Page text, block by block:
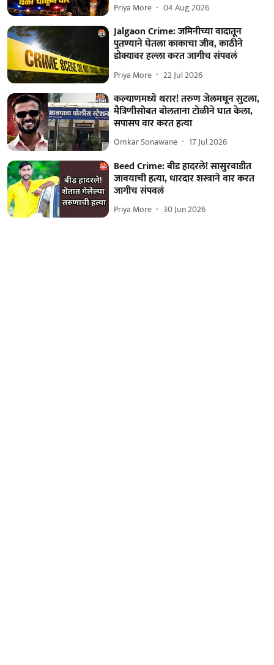
Priya More 04 Aug 2026
Jalgaon Crime: जमिनीच्या वादातून
पुतण्याने घेतला काकाचा जीव, काठीने
डोक्यावर हल्ला करत जागीच संपवलं
Priya More 22 Jul 2026
कल्याणमध्ये थरार! तरुण जेलमधून सुटला,
मैत्रिणीसोबत बोलताना टोळीने घात केला,
सपासप वार करत हत्या
Omkar Sonawane 17 Jul 2026
Beed Crime: बीड हादरले! सासुरवाडीत
जावयाची हत्या, धारदार शस्त्राने वार करत
जागीच संपवलं
Priya More 30 Jun 2026